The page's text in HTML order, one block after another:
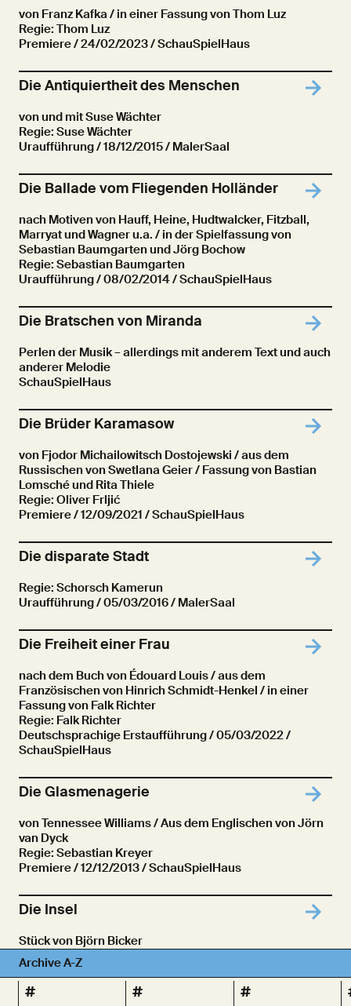
Archive A-Z
# # #
von Franz Kafka / in einer Fassung von Thom Luz
Regie: Thom Luz
Premiere/ 24/02/2023 / SchauSpielHaus
Die Antiquiertheit des Menschen
von und mit Suse Wächter
Regie: Suse Wächter
Uraufführung/ 18/12/2015 / MalerSaal
Die Ballade vom Fliegenden Holländer
nach Motiven von Hauff, Heine, Hudtwalcker, Fitzball,
Marryat und Wagner u.a. / in der Spielfassung von
Sebastian Baumgarten und Jörg Bochow
Regie: Sebastian Baumgarten
Uraufführung/ 08/02/2014 / SchauSpielHaus
Die Bratschen von Miranda
Perlen der Musik – allerdings mit anderem Text und auch
anderer Melodie
SchauSpielHaus
Die Brüder Karamasow
von Fjodor Michailowitsch Dostojewski / aus dem
Russischen von Swetlana Geier / Fassung von Bastian
Lomsché und Rita Thiele
Regie: Oliver Frljić
Premiere/ 12/09/2021 / SchauSpielHaus
Die disparate Stadt
Regie: Schorsch Kamerun
Uraufführung/ 05/03/2016 / MalerSaal
Die Freiheit einer Frau
nach dem Buch von Édouard Louis / aus dem
Französischen von Hinrich Schmidt-Henkel / in einer
Fassung von Falk Richter
Regie: Falk Richter
Deutschsprachige Erstaufführung/ 05/03/2022 /
SchauSpielHaus
Die Glasmenagerie
von Tennessee Williams / Aus dem Englischen von Jörn
van Dyck
Regie: Sebastian Kreyer
Premiere/ 12/12/2013 / SchauSpielHaus
Die Insel
Stück von Björn Bicker
Regie: Malte Jelden
Premiere / 04/10/2014 / Immanuelkirche Veddel